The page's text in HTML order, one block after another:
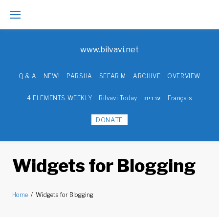
Skip
to
www.bilvavi.net
Q & A NEW! PARSHA SEFARIM ARCHIVE OVERVIEW
4 ELEMENTS WEEKLY Bilvavi Today עברית Français
DONATE
Widgets for Blogging
Home / Widgets for Blogging